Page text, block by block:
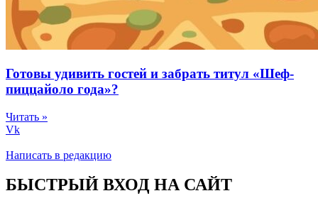
Готовы удивить гостей и забрать титул «Шеф-
пиццайоло года»?
Читать »
Vk
Написать в редакцию
БЫСТРЫЙ ВХОД НА САЙТ